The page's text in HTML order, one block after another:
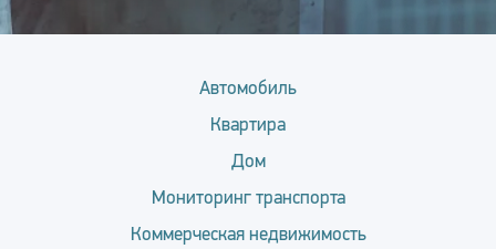
Автомобиль
Квартира
Дом
Мониторинг транспорта
Коммерческая недвижимость